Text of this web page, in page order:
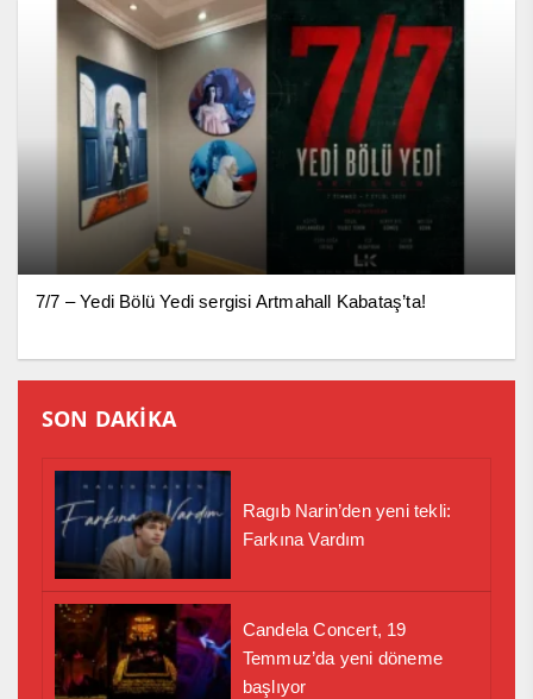
7/7 – Yedi Bölü Yedi sergisi Artmahall Kabataş’ta!
SON DAKİKA
Ragıb Narin’den yeni tekli:
Farkına Vardım
Candela Concert, 19
Temmuz’da yeni döneme
başlıyor